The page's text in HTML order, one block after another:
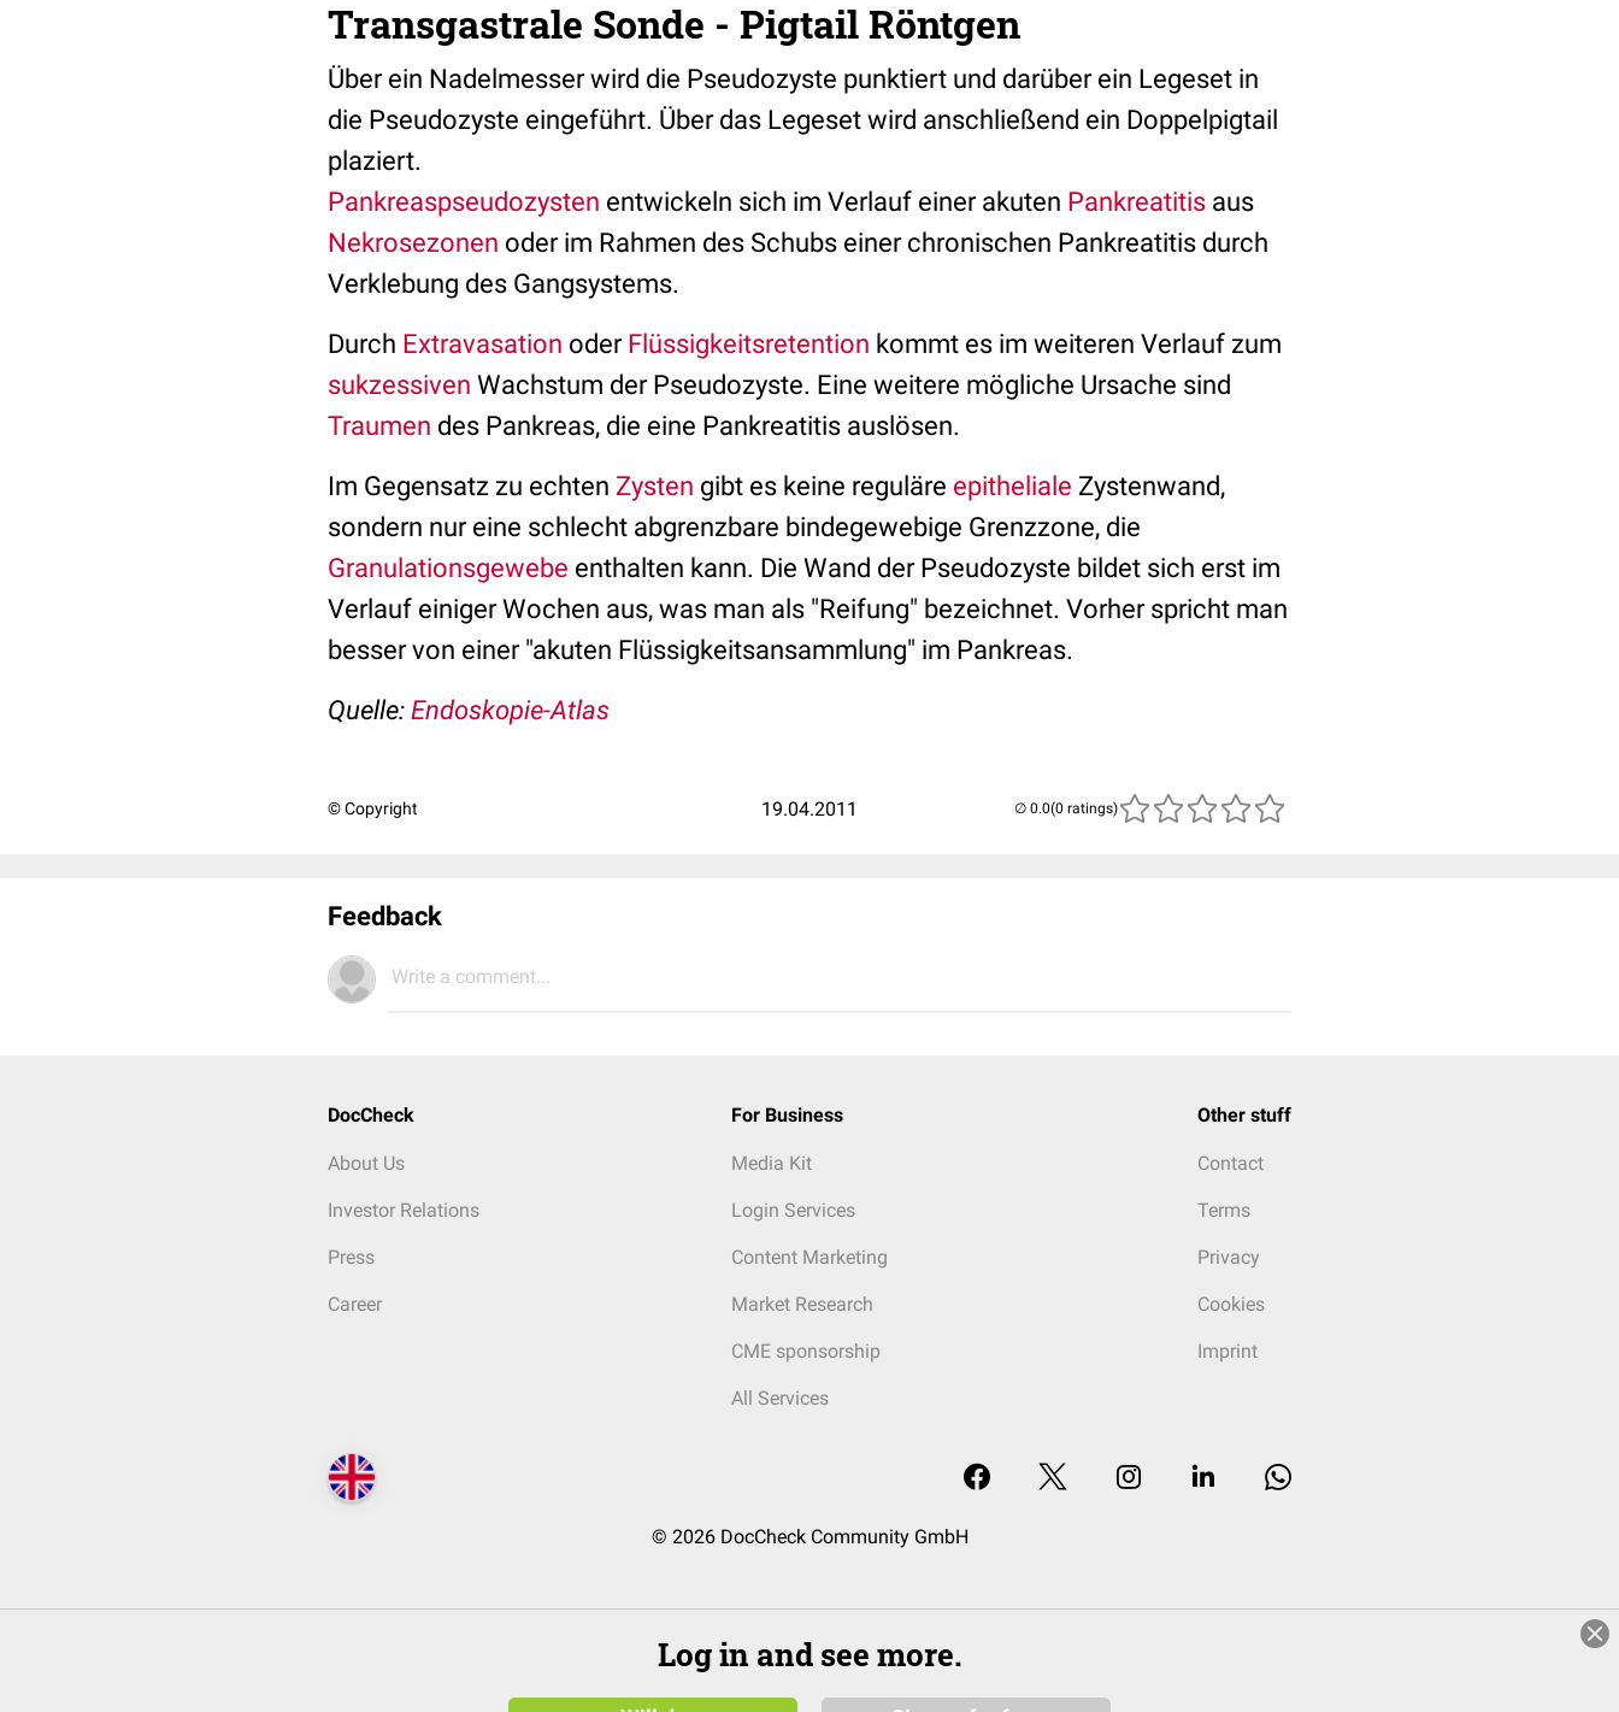
Transgastrale Sonde - Pigtail Röntgen
Über ein Nadelmesser wird die Pseudozyste punktiert und darüber ein Legeset in
die Pseudozyste eingeführt. Über das Legeset wird anschließend ein Doppelpigtail
plaziert.
Pankreaspseudozysten entwickeln sich im Verlauf einer akuten Pankreatitis aus
Nekrosezonen oder im Rahmen des Schubs einer chronischen Pankreatitis durch
Verklebung des Gangsystems.
Durch Extravasation oder Flüssigkeitsretention kommt es im weiteren Verlauf zum
sukzessiven Wachstum der Pseudozyste. Eine weitere mögliche Ursache sind
Traumen des Pankreas, die eine Pankreatitis auslösen.
Im Gegensatz zu echten Zysten gibt es keine reguläre epitheliale Zystenwand,
sondern nur eine schlecht abgrenzbare bindegewebige Grenzzone, die
Granulationsgewebe enthalten kann. Die Wand der Pseudozyste bildet sich erst im
Verlauf einiger Wochen aus, was man als "Reifung" bezeichnet. Vorher spricht man
besser von einer "akuten Flüssigkeitsansammlung" im Pankreas.
Quelle: Endoskopie-Atlas
© Copyright 19.04.2011 (0 ratings)
Feedback
Write a comment...
DocCheck
About Us
Investor Relations
Press
Career
For Business
Media Kit
Login Services
Content Marketing
Market Research
CME sponsorship
All Services
Other stuff
Contact
Terms
Privacy
Cookies
Imprint
© 2026 DocCheck Community GmbH
Log in and see more.